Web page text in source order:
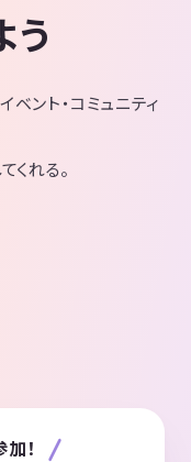
う
ント・コミュニティ
くれる。
！